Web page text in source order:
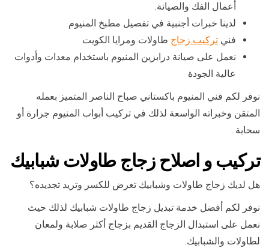
أعمال الفك والصيانة.
لدينا خبرات أجنبية في تفصيل مطبخ المنيوم
فني تركيب زجاج طاولات ومرايا الكويت
نعمل على صيانة درابزين المنيوم باستخدام معدات وأدوات
عالية الجودة
نوفر لكم فني المنيوم باكستاني صباح الناصر المتميز بعمله
المتقن وخبراته الواسعة لذلك في تركيب أبواب المنيوم جرارة أو
سحابة .
تركيب و اصلاح زجاج طاولات شبابيك
هل لديك زجاج طاولات وشبابيك تعرض للكسر وتريد تجديده؟
نوفر لكم أفضل خدمة تبديل زجاج طاولات شبابيك لذلك حيث
نعمل على استبدال الزجاج القديم بزجاج أكثر صلابة ولمعان
لطاولات والشبابيك.